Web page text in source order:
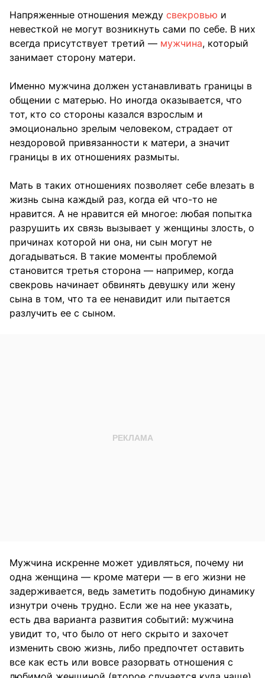
Напряженные отношения между свекровью и
невесткой не могут возникнуть сами по себе. В них
всегда присутствует третий — мужчина, который
занимает сторону матери.
Именно мужчина должен устанавливать границы в
общении с матерью. Но иногда оказывается, что
тот, кто со стороны казался взрослым и
эмоционально зрелым человеком, страдает от
нездоровой привязанности к матери, а значит
границы в их отношениях размыты.
Мать в таких отношениях позволяет себе влезать в
жизнь сына каждый раз, когда ей что-то не
нравится. А не нравится ей многое: любая попытка
разрушить их связь вызывает у женщины злость, о
причинах которой ни она, ни сын могут не
догадываться. В такие моменты проблемой
становится третья сторона — например, когда
свекровь начинает обвинять девушку или жену
сына в том, что та ее ненавидит или пытается
разлучить ее с сыном.
Мужчина искренне может удивляться, почему ни
одна женщина — кроме матери — в его жизни не
задерживается, ведь заметить подобную динамику
изнутри очень трудно. Если же на нее указать,
есть два варианта развития событий: мужчина
увидит то, что было от него скрыто и захочет
изменить свою жизнь, либо предпочтет оставить
все как есть или вовсе разорвать отношения с